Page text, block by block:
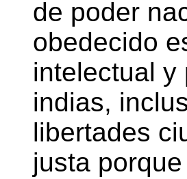
de poder
obedecido
intelectual y
indias,
libertades
justa